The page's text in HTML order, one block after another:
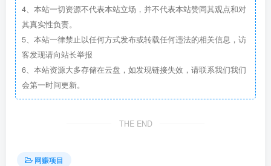
4、本站一切资源不代表本站立场，并不代表本站赞同其观点和对
其真实性负责。
5、本站一律禁止以任何方式发布或转载任何违法的相关信息，访
客发现请向站长举报
6、本站资源大多存储在云盘，如发现链接失效，请联系我们我们
会第一时间更新。
THE END
网赚项目